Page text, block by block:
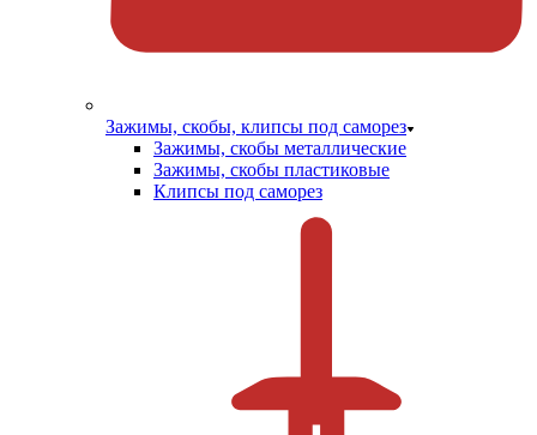
Зажимы, скобы, клипсы под саморез
Зажимы, скобы металлические
Зажимы, скобы пластиковые
Клипсы под саморез